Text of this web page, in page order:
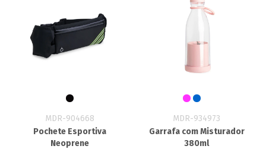
MDR-904668
Pochete Esportiva
Neoprene
MDR-934973
Garrafa com Misturador
380ml